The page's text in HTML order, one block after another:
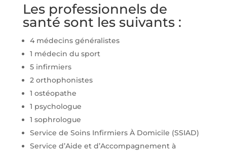
Les professionnels de
santé sont les suivants :
4 médecins généralistes
1 médecin du sport
5 infirmiers
2 orthophonistes
1 ostéopathe
1 psychologue
1 sophrologue
Service de Soins Infirmiers À Domicile (SSIAD)
Service d’Aide et d’Accompagnement à